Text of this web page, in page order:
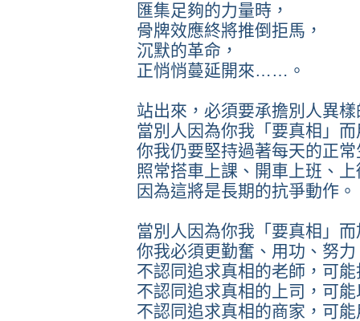
匯集足夠的力量時，
骨牌效應終將推倒拒馬，
沉默的革命，
正悄悄蔓延開來……。
站出來，必須要承擔別人異
當別人因為你我「要真相」
你我仍要堅持過著每天的正
照常搭車上課、開車上班、
因為這將是長期的抗爭動作。
當別人因為你我「要真相」
你我必須更勤奮、用功、努力
不認同追求真相的老師，可
不認同追求真相的上司，可
不認同追求真相的商家，可